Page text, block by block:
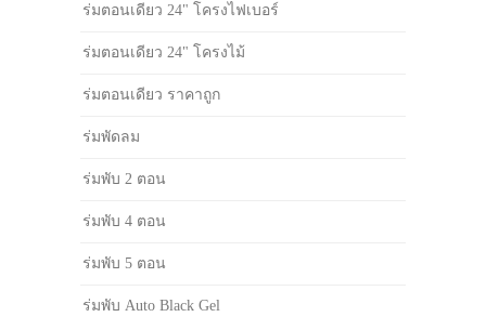
ร่มตอนเดียว 24" โครงไฟเบอร์
ร่มตอนเดียว 24" โครงไม้
ร่มตอนเดียว ราคาถูก
ร่มพัดลม
ร่มพับ 2 ตอน
ร่มพับ 4 ตอน
ร่มพับ 5 ตอน
ร่มพับ Auto Black Gel